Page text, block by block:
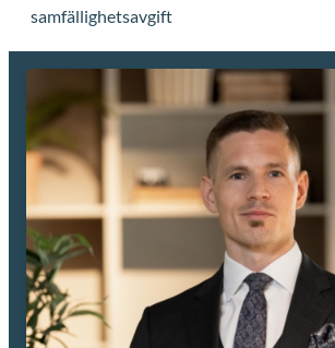
till handel och smidig logistik.
Lokalerna är friköpta, vilket innebär att du
fastighet istället för att hyra. Det ger trygghet,
möjlighet till långsiktig värdetillväxt. Den
samfällighetsavgiften ligger på cirka 500 kr per
planeras till november 2025.
Lokal nr 21 passar lika bra för företagaren som
lokal som för entusiaster som söker en kvalitativ
samlarintresse eller hobbyverksamhet. Med
hög standard redan i grundutförandet är detta en
kan formas efter dina behov – idag och i framtiden.